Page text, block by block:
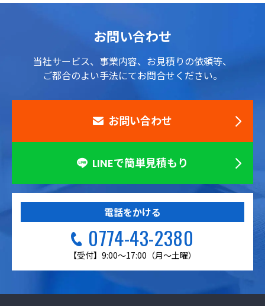
お問い合わせ
当社サービス、事業内容、お見積りの依頼等、
ご都合のよい手法にてお問合せください。
お問い合わせ
LINEで簡単見積もり
電話をかける
0774-43-2380
【受付】9:00～17:00（月～土曜）